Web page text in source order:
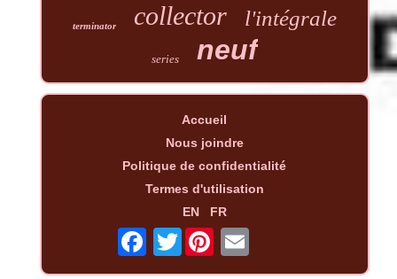
terminator collector l'intégrale
series neuf
Accueil
Nous joindre
Politique de confidentialité
Termes d'utilisation
EN
FR
Twitter